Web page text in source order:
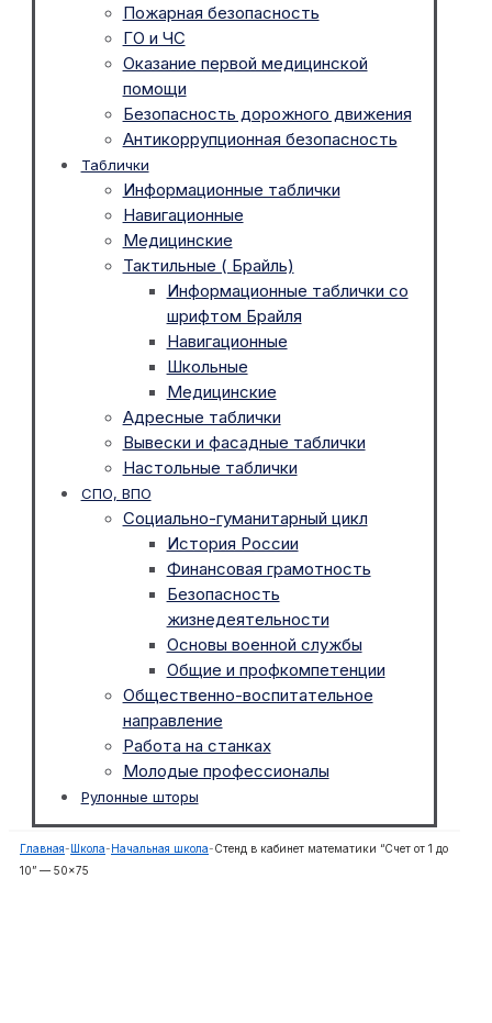
Пожарная безопасность
ГО и ЧС
Оказание первой медицинской
помощи
Безопасность дорожного движения
Антикоррупционная безопасность
Таблички
Информационные таблички
Навигационные
Медицинские
Тактильные ( Брайль)
Информационные таблички со
шрифтом Брайля
Навигационные
Школьные
Медицинские
Адресные таблички
Вывески и фасадные таблички
Настольные таблички
СПО, ВПО
Социально-гуманитарный цикл
История России
Финансовая грамотность
Безопасность
жизнедеятельности
Основы военной службы
Общие и профкомпетенции
Общественно-воспитательное
направление
Работа на станках
Молодые профессионалы
Рулонные шторы
Главная- Школа- Начальная школа-Стенд в кабинет математики “Счет от 1 до
10” — 50×75